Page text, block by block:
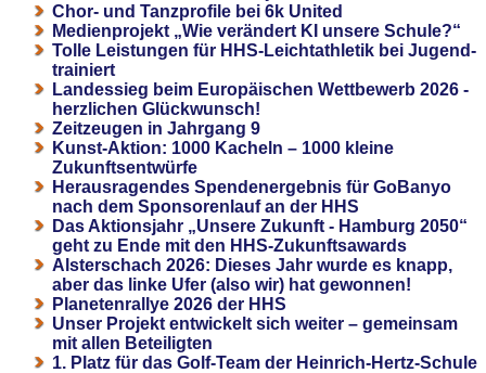
Chor- und Tanzprofile bei 6k United
Medienprojekt „Wie verändert KI unsere Schule?“
Tolle Leistungen für HHS-Leichtathletik bei Jugend-
trainiert
Landessieg beim Europäischen Wettbewerb 2026 -
herzlichen Glückwunsch!
Zeitzeugen in Jahrgang 9
Kunst-Aktion: 1000 Kacheln – 1000 kleine
Zukunftsentwürfe
Herausragendes Spendenergebnis für GoBanyo
nach dem Sponsorenlauf an der HHS
Das Aktionsjahr „Unsere Zukunft - Hamburg 2050“
geht zu Ende mit den HHS-Zukunftsawards
Alsterschach 2026: Dieses Jahr wurde es knapp,
aber das linke Ufer (also wir) hat gewonnen!
Planetenrallye 2026 der HHS
Unser Projekt entwickelt sich weiter – gemeinsam
mit allen Beteiligten
1. Platz für das Golf-Team der Heinrich-Hertz-Schule